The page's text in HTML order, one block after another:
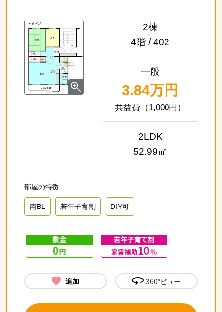
2棟
4階 / 402
一般
3.84万円
（1,000円）
2LDK
52.99㎡
南BL 若年子育割 DIY可
追加 360°ビュー